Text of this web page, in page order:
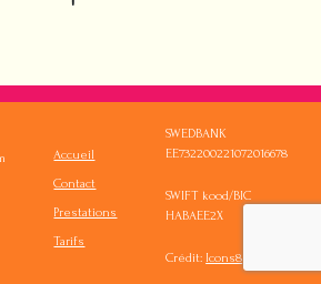
Accueil
Contact
Prestations
Tarifs
SWEDBANK
EE732200221072016678
SWIFT kood/BIC
HABAEE2X
Crédit: Icons8